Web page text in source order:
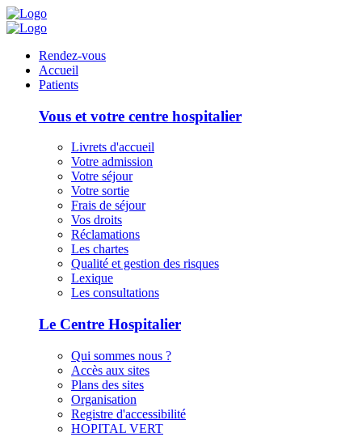
Rendez-vous
Accueil
Patients
Vous et votre centre hospitalier
Livrets d'accueil
Votre admission
Votre séjour
Votre sortie
Frais de séjour
Vos droits
Réclamations
Les chartes
Qualité et gestion des risques
Lexique
Les consultations
Le Centre Hospitalier
Qui sommes nous ?
Accès aux sites
Plans des sites
Organisation
Registre d'accessibilité
HOPITAL VERT
Panneau de gestion des cookies